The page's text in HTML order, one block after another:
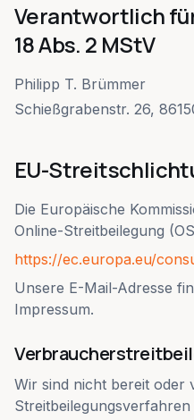
Verantwortlich
18 Abs. 2 MStV
Philipp T. Brümmer
Schießgrabenstr. 26,
EU-
Die Europäische
Online-Streitbeilegung
https://ec.europa.eu/
Unsere E-Mail-Adresse
Impressum.
Wir sind nicht bereit oder